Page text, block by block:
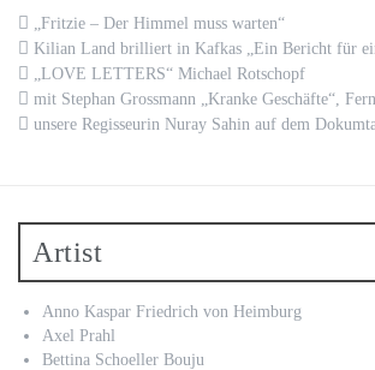
„Fritzie – Der Himmel muss warten“
Kilian Land brilliert in Kafkas „Ein Bericht für
„LOVE LETTERS“ Michael Rotschopf
mit Stephan Grossmann „Kranke Geschäfte“,
unsere Regisseurin Nuray Sahin auf dem
Artist
Anno Kaspar Friedrich von Heimburg
Axel Prahl
Bettina Schoeller Bouju